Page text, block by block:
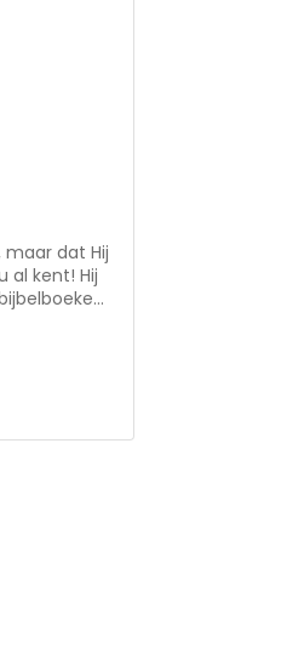
dat Hij
al kent! Hij
en